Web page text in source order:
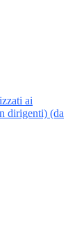
ai
dirigenti) (da